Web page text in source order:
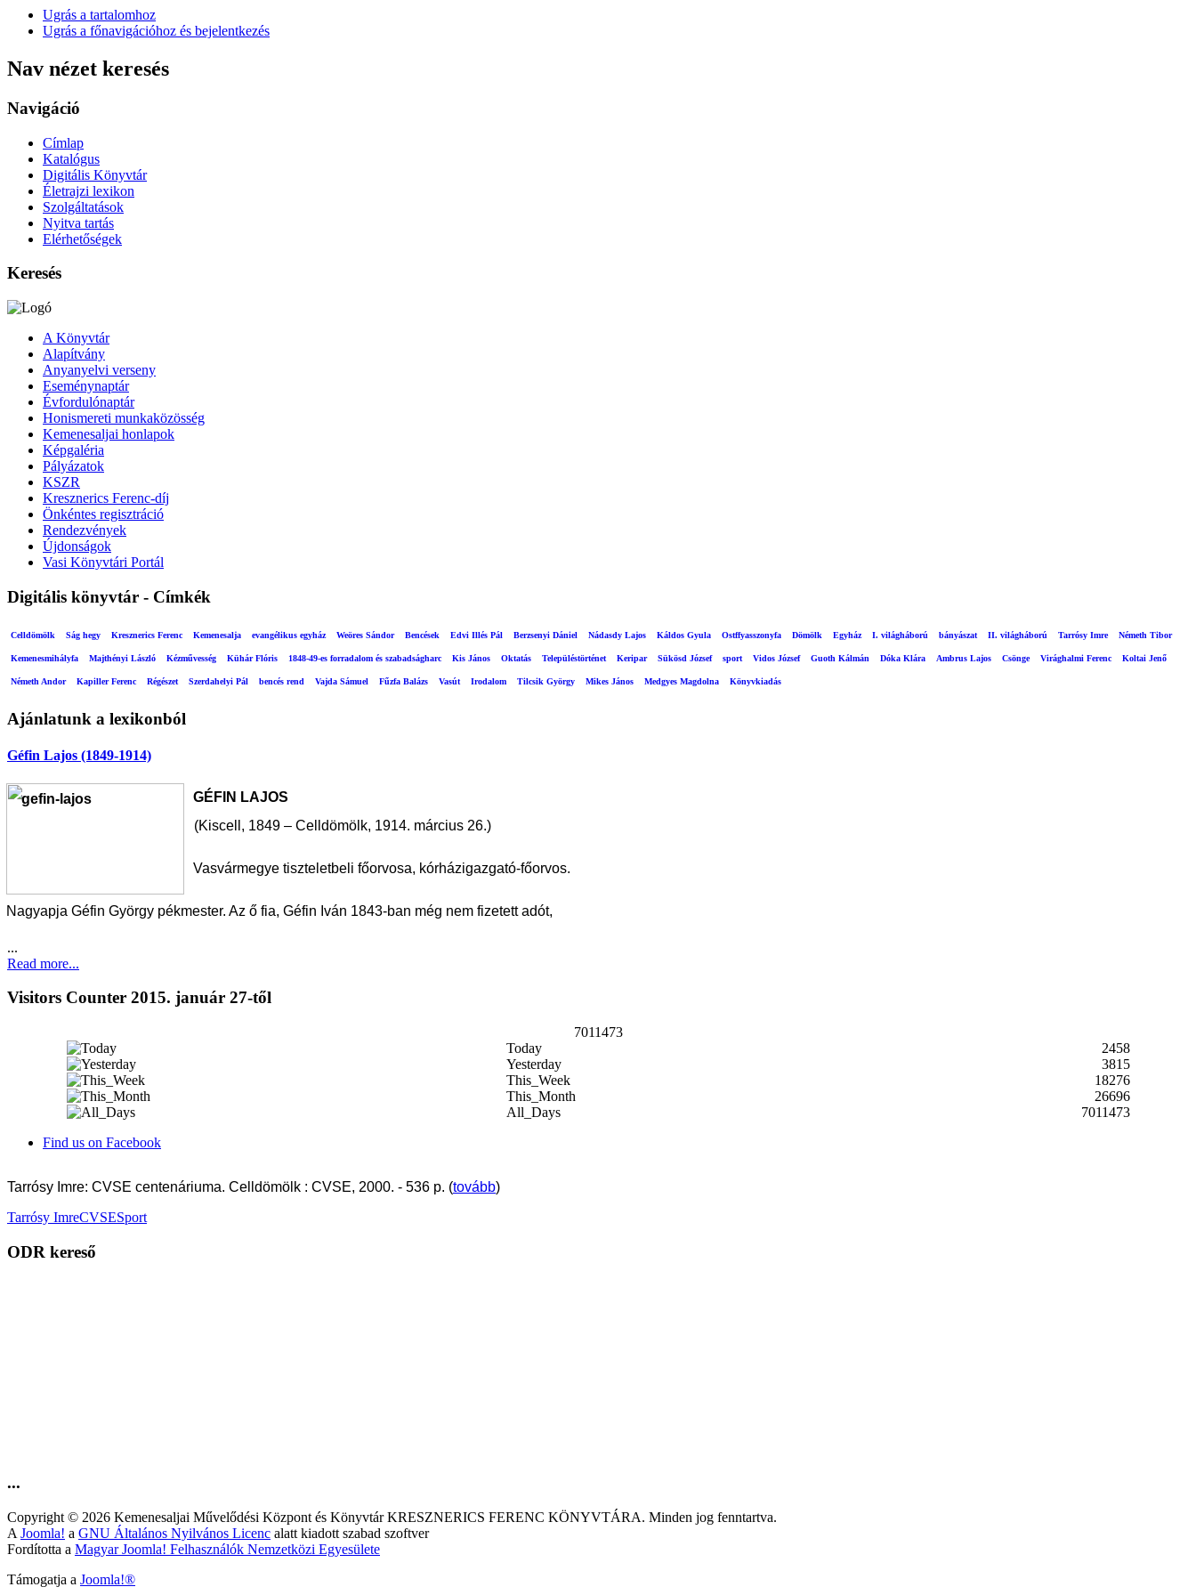
Ugrás a tartalomhoz
Ugrás a főnavigációhoz és bejelentkezés
Nav nézet keresés
Navigáció
Címlap
Katalógus
Digitális Könyvtár
Életrajzi lexikon
Szolgáltatások
Nyitva tartás
Elérhetőségek
Keresés
A Könyvtár
Alapítvány
Anyanyelvi verseny
Eseménynaptár
Évfordulónaptár
Honismereti munkaközösség
Kemenesaljai honlapok
Képgaléria
Pályázatok
KSZR
Kresznerics Ferenc-díj
Önkéntes regisztráció
Rendezvények
Újdonságok
Vasi Könyvtári Portál
Digitális könyvtár - Címkék
Celldömölk Ság hegy Kresznerics Ferenc Kemenesalja evangélikus egyház Weöres Sándor Bencések Edvi Illés Pál Berzsenyi Dániel Nádasdy Lajos Káldos Gyula Ostffyasszonyfa Dömölk Egyház I. világháború bányászat II. világháború Tarrósy Imre Németh Tibor
Kemenesmihályfa Majthényi László Kézművesség Kühár Flóris 1848-49-es forradalom és szabadságharc Kis János Oktatás Településtörténet Keripar Sükösd József sport Vidos József Guoth Kálmán Dóka Klára Ambrus Lajos Csönge Virághalmi Ferenc Koltai Jenő
Németh Andor Kapiller Ferenc Régészet Szerdahelyi Pál bencés rend Vajda Sámuel Fűzfa Balázs Vasút Irodalom Tilcsik György Mikes János Medgyes Magdolna Könyvkiadás
Ajánlatunk a lexikonból
Géfin Lajos (1849-1914)
GÉFIN LAJOS
(Kiscell, 1849 – Celldömölk, 1914. március 26.)
Vasvármegye tiszteletbeli főorvosa, kórházigazgató-főorvos.
Nagyapja Géfin György pékmester. Az ő fia, Géfin Iván 1843-ban még nem fizetett adót,
...
Read more...
Visitors Counter 2015. január 27-től
7011473
Today
2458
Yesterday
3815
This_Week
18276
This_Month
26696
All_Days
7011473
Find us on Facebook
Tarrósy Imre: CVSE centenáriuma. Celldömölk : CVSE, 2000. - 536 p. (tovább)
Tarrósy ImreCVSESport
ODR kereső
...
Copyright © 2026 Kemenesaljai Művelődési Központ és Könyvtár KRESZNERICS FERENC KÖNYVTÁRA. Minden jog fenntartva.
A Joomla! a GNU Általános Nyilvános Licenc alatt kiadott szabad szoftver
Fordította a Magyar Joomla! Felhasználók Nemzetközi Egyesülete
Támogatja a Joomla!®